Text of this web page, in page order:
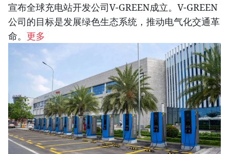
宣布全球充电站开发公司V-GREEN成立。V-GREEN
公司的目标是发展绿色生态系统，推动电气化交通革
命。 更多